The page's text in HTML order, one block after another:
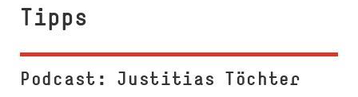
Tipps
Podcast: Justitias Töchter